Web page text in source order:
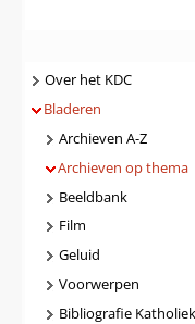
Navigatie
Over het KDC
Bladeren
Archieven A-Z
Archieven op thema
Beeldbank
Film
Geluid
Voorwerpen
Bibliografie